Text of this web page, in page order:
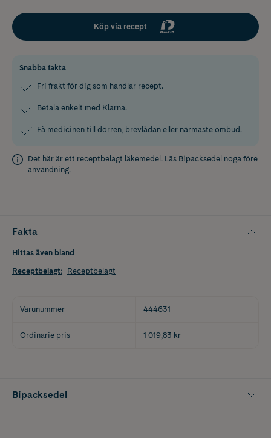
Köp via recept
Snabba fakta
Fri frakt för dig som handlar recept.
Betala enkelt med Klarna.
Få medicinen till dörren, brevlådan eller närmaste ombud.
Det här är ett receptbelagt läkemedel. Läs Bipacksedel noga före
användning.
Fakta
Hittas även bland
Receptbelagt: Receptbelagt
Varunummer 444631
Ordinarie pris 1 019,83 kr
Bipacksedel